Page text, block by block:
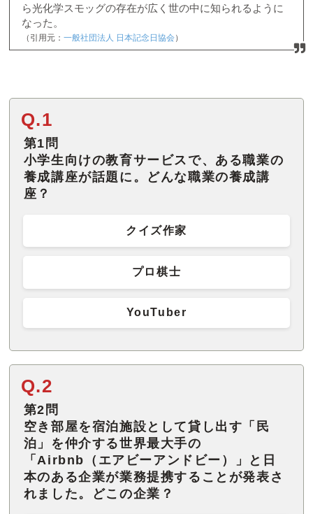
ら光化学スモッグの存在が広く世の中に知られるように
なった。
（引用元： 一般社団法人 日本記念日協会）
Q.1
第1問
小学生向けの教育サービスで、ある職業の
養成講座が話題に。どんな職業の養成講
座？
クイズ作家
プロ棋士
YouTuber
Q.2
第2問
空き部屋を宿泊施設として貸し出す「民
泊」を仲介する世界最大手の
「Airbnb（エアビーアンドビー）」と日
本のある企業が業務提携することが発表さ
れました。どこの企業？